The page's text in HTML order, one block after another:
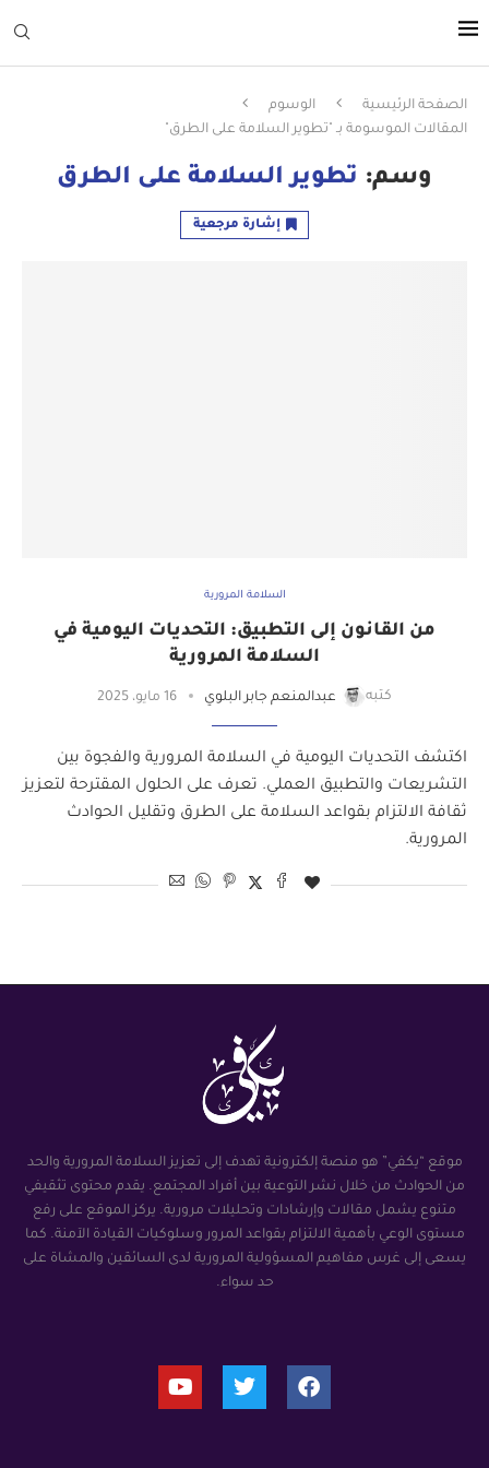
الصفحة الرئيسية
الوسوم
المقالات الموسومة بـ "تطوير السلامة على الطرق"
وسم: تطوير السلامة على الطرق
إشارة مرجعية
السلامة المرورية
من القانون إلى التطبيق: التحديات اليومية في
السلامة المرورية
كتبه عبدالمنعم جابر البلوي 16 مايو، 2025
اكتشف التحديات اليومية في السلامة المرورية والفجوة بين
التشريعات والتطبيق العملي. تعرف على الحلول المقترحة لتعزيز
ثقافة الالتزام بقواعد السلامة على الطرق وتقليل الحوادث
المرورية.
موقع “يكفي” هو منصة إلكترونية تهدف إلى تعزيز السلامة المرورية والحد
من الحوادث من خلال نشر التوعية بين أفراد المجتمع. يقدم محتوى تثقيفي
متنوع يشمل مقالات وإرشادات وتحليلات مرورية. يركز الموقع على رفع
مستوى الوعي بأهمية الالتزام بقواعد المرور وسلوكيات القيادة الآمنة. كما
يسعى إلى غرس مفاهيم المسؤولية المرورية لدى السائقين والمشاة على
حد سواء.